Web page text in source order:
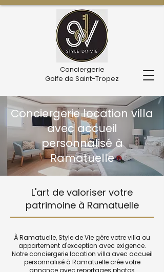
Conciergerie
Golfe de Saint-Tropez
Conciergerie location villa
avec accueil
personnalisé à
Ramatuelle
L'art de valoriser votre
patrimoine à Ramatuelle
À Ramatuelle, Style de Vie gère votre villa ou
appartement d'exception avec exigence.
Notre conciergerie location villa avec accueil
personnalisé à Ramatuelle crée votre
annonce avec reportages photos